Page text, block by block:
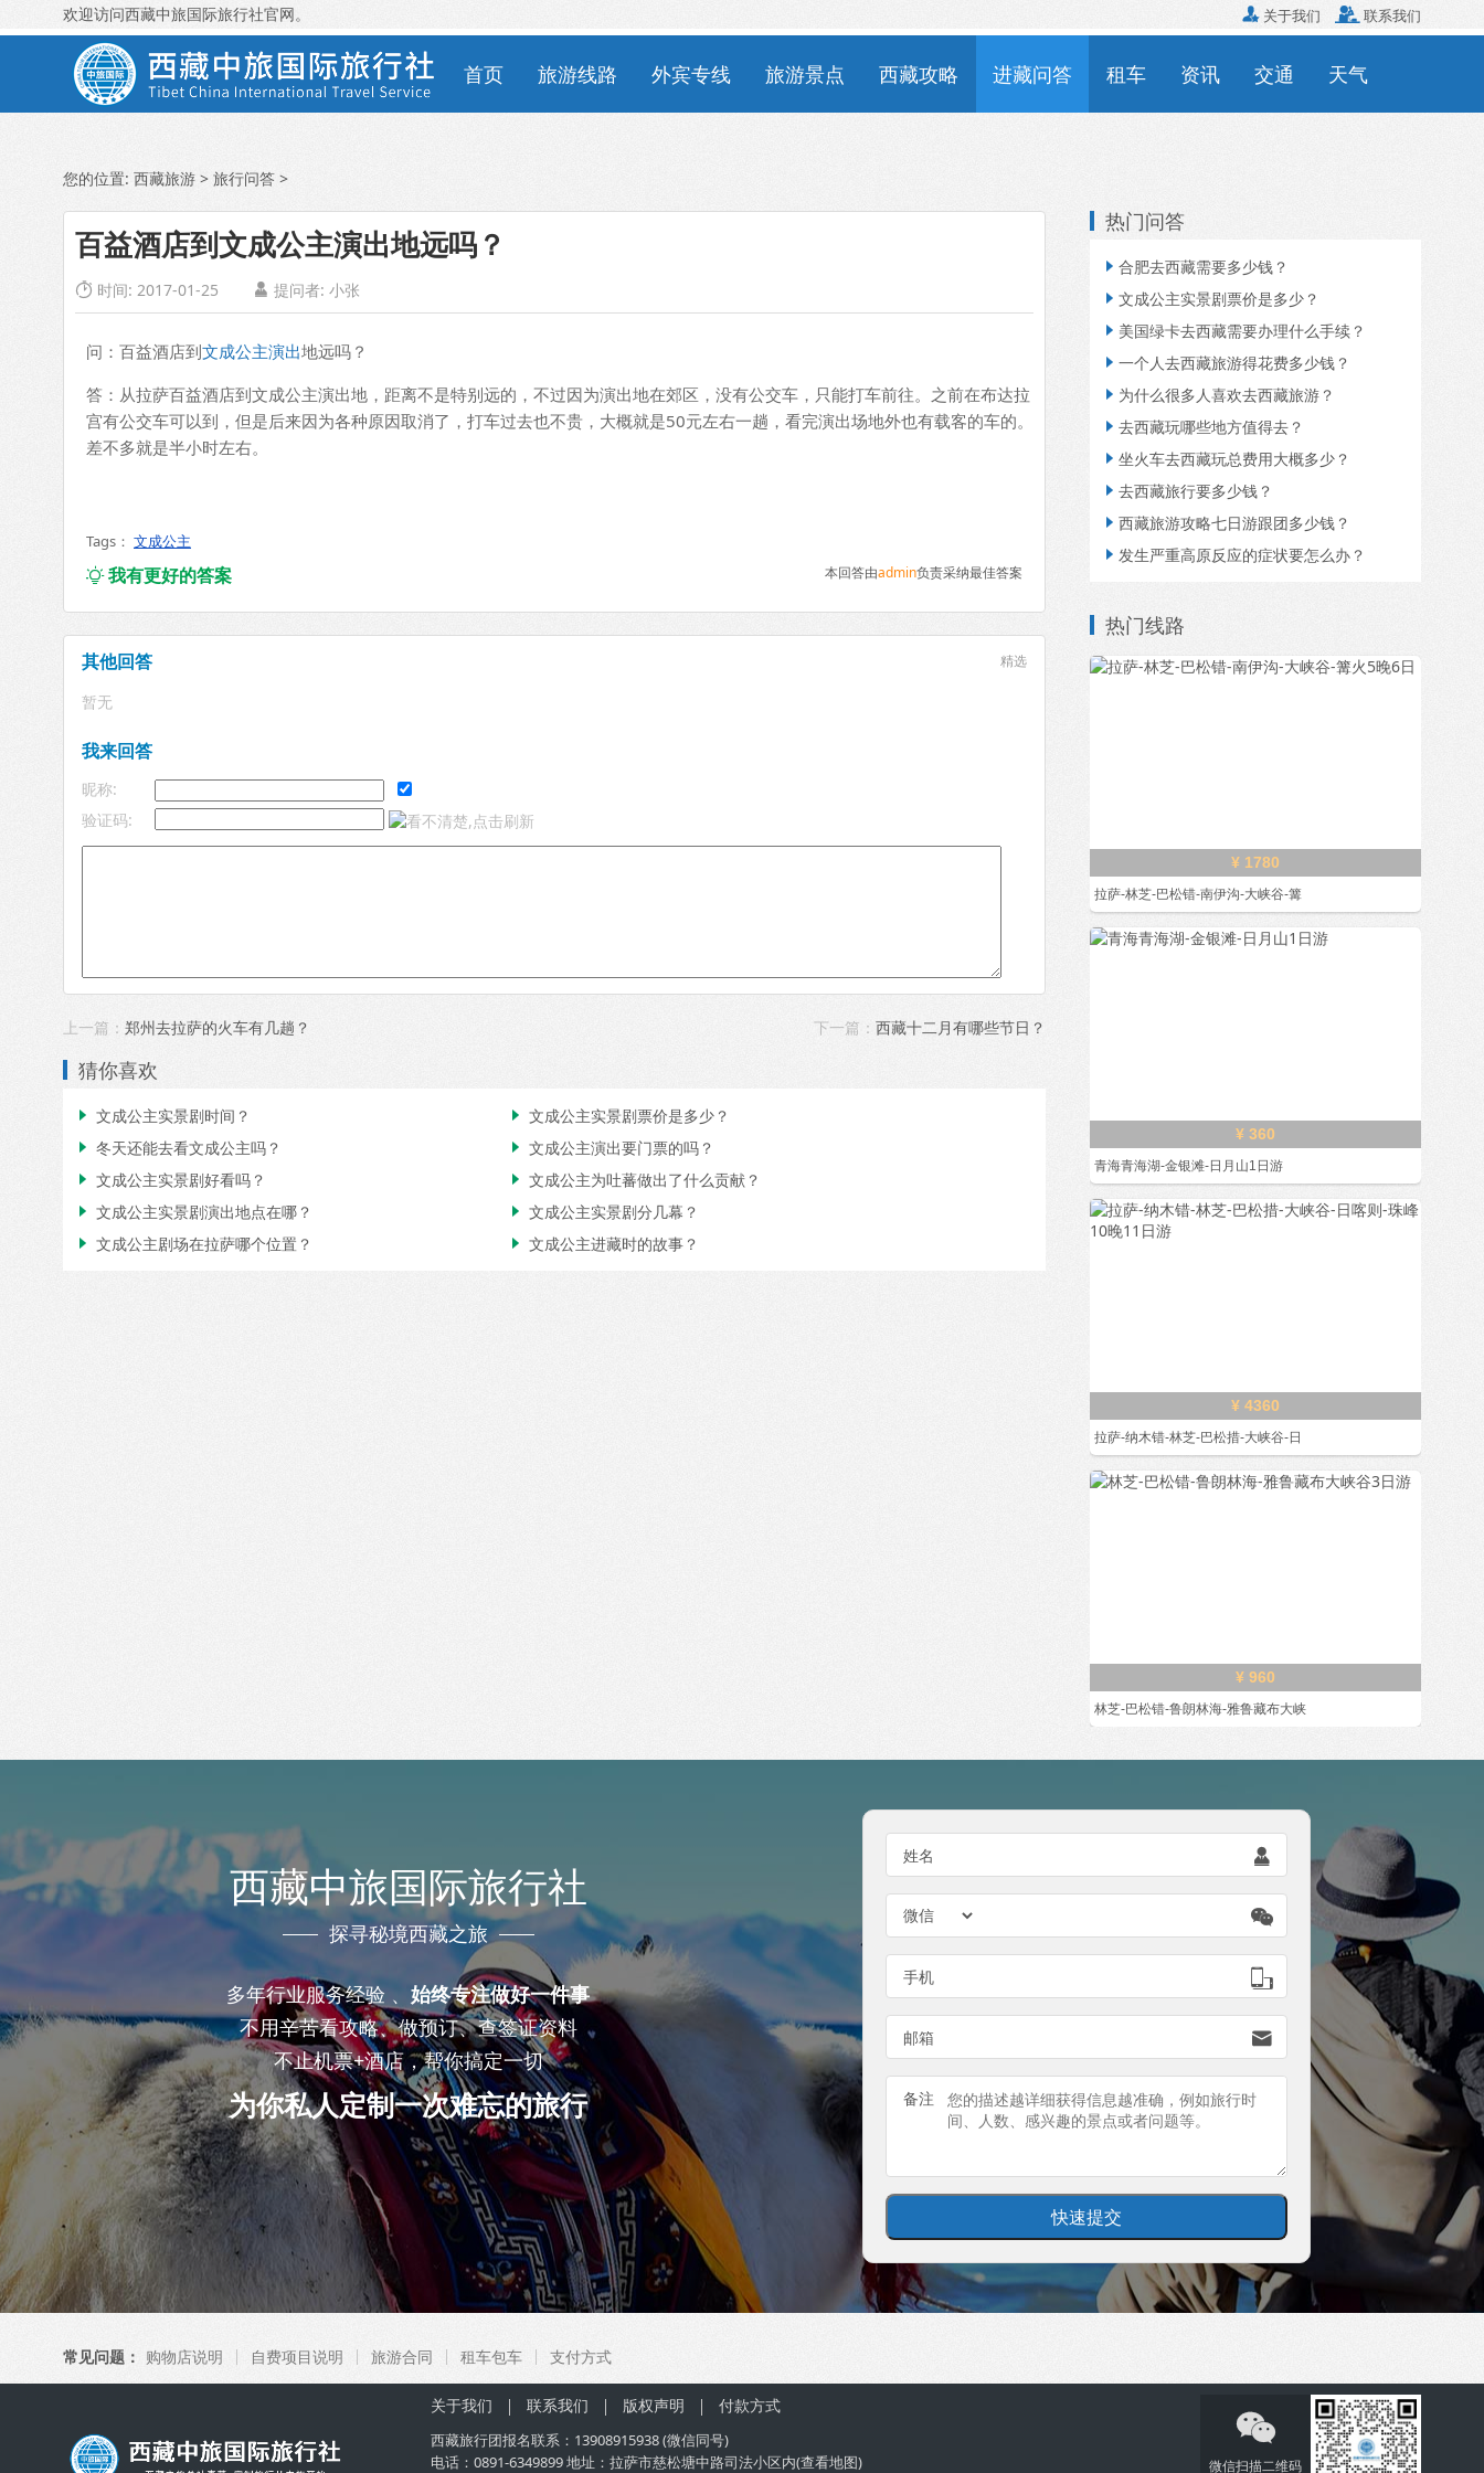
欢迎访问西藏中旅国际旅行社官网。  关于我们  联系我们
首页 旅游线路 外宾专线 旅游景点 西藏攻略 进藏问答 租车 资讯 交通 天气
您的位置: 西藏旅游 > 旅行问答 >
百益酒店到文成公主演出地远吗？
 时间: 2017-01-25  提问者: 小张
问：百益酒店到文成公主演出地远吗？
答：从拉萨百益酒店到文成公主演出地，距离不是特别远的，不过因为演出地在郊区，没有公交车，只能打车前往。之前在布达拉
宫有公交车可以到，但是后来因为各种原因取消了，打车过去也不贵，大概就是50元左右一趟，看完演出场地外也有载客的车的。
差不多就是半小时左右。
Tags： 文成公主
我有更好的答案 本回答由admin负责采纳最佳答案
其他回答 精选
暂无
我来回答
昵称:
验证码:
上一篇： 郑州去拉萨的火车有几趟？ 下一篇： 西藏十二月有哪些节日？
猜你喜欢
 文成公主实景剧时间？  文成公主实景剧票价是多少？
 冬天还能去看文成公主吗？  文成公主演出要门票的吗？
 文成公主实景剧好看吗？  文成公主为吐蕃做出了什么贡献？
 文成公主实景剧演出地点在哪？  文成公主实景剧分几幕？
 文成公主剧场在拉萨哪个位置？  文成公主进藏时的故事？
热门问答
 合肥去西藏需要多少钱？
 文成公主实景剧票价是多少？
 美国绿卡去西藏需要办理什么手续？
 一个人去西藏旅游得花费多少钱？
 为什么很多人喜欢去西藏旅游？
 去西藏玩哪些地方值得去？
 坐火车去西藏玩总费用大概多少？
 去西藏旅行要多少钱？
 西藏旅游攻略七日游跟团多少钱？
 发生严重高原反应的症状要怎么办？
热门线路
¥ 1780
拉萨-林芝-巴松错-南伊沟-大峡谷-篝
¥ 360
青海青海湖-金银滩-日月山1日游
¥ 4360
拉萨-纳木错-林芝-巴松措-大峡谷-日
¥ 960
林芝-巴松错-鲁朗林海-雅鲁藏布大峡
西藏中旅国际旅行社
探寻秘境西藏之旅
多年行业服务经验 、 始终专注做好一件事
不用辛苦看攻略、做预订、查签证资料
不止机票+酒店，帮你搞定一切
为你私人定制一次难忘的旅行
姓名 

手机 
邮箱 
备注
常见问题： 购物店说明 自费项目说明 旅游合同 租车包车 支付方式
关于我们 联系我们 版权声明 付款方式
西藏旅行团报名联系： 13908915938(微信同号)
电话：0891-6349899 地址：拉萨市慈松塘中路司法小区内(查看地图)

微信扫描二维码